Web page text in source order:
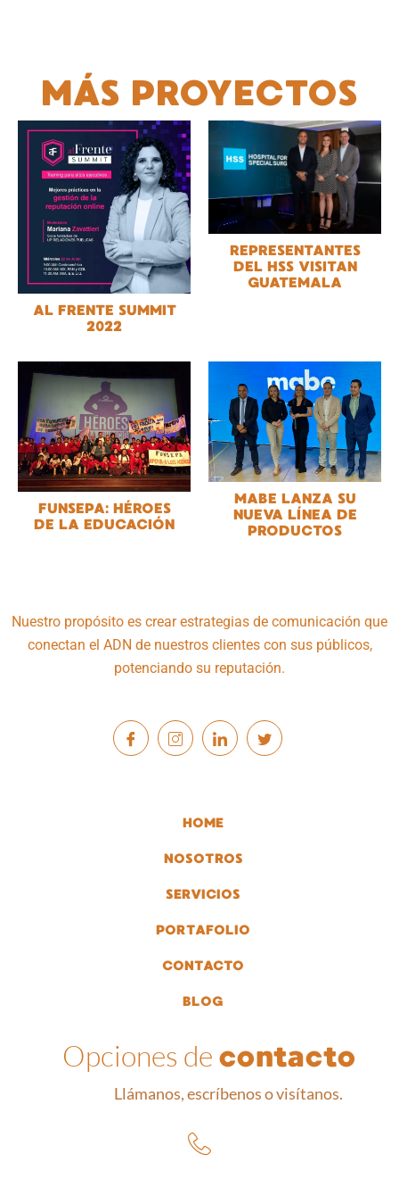
MÁS PROYECTOS
AL FRENTE SUMMIT
2022
REPRESENTANTES
DEL HSS VISITAN
GUATEMALA
FUNSEPA: HÉROES
DE LA EDUCACIÓN
MABE LANZA SU
NUEVA LÍNEA DE
PRODUCTOS
Nuestro propósito es crear estrategias de comunicación que
conectan el ADN de nuestros clientes con sus públicos,
potenciando su reputación.
HOME
NOSOTROS
SERVICIOS
PORTAFOLIO
CONTACTO
BLOG
Opciones de contacto
Llámanos, escríbenos o visítanos.